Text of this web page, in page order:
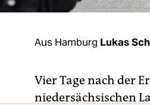
Aus Hamburg Lukas
Vier Tage nach der
niedersächsischen